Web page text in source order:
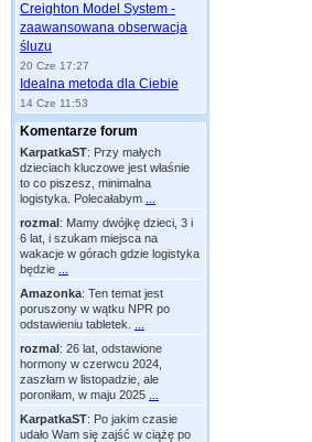
Creighton Model System -
zaawansowana obserwacja
śluzu
20 Cze 17:27
Idealna metoda dla Ciebie
14 Cze 11:53
Komentarze forum
KarpatkaST: Przy małych
dzieciach kluczowe jest właśnie
to co piszesz, minimalna
logistyka. Polecałabym
rozmal: Mamy dwójkę dzieci, 3 i
6 lat, i szukam miejsca na
wakacje w górach gdzie logistyka
będzie
Amazonka: Ten temat jest
poruszony w wątku NPR po
odstawieniu tabletek.
rozmal: 26 lat, odstawione
hormony w czerwcu 2024,
zaszłam w listopadzie, ale
poroniłam, w maju 2025
KarpatkaST: Po jakim czasie
udało Wam się zajść w ciążę po